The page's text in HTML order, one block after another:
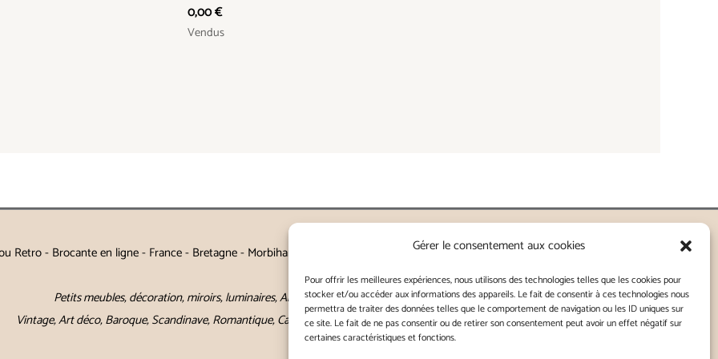
Gérer le consentement aux cookies
Pour offrir les meilleures expériences, nous utilisons des technologies telles que les cookies pour
stocker et/ou accéder aux informations des appareils. Le fait de consentir à ces technologies nous
permettra de traiter des données telles que le comportement de navigation ou les ID uniques sur
ce site. Le fait de ne pas consentir ou de retirer son consentement peut avoir un effet négatif sur
certaines caractéristiques et fonctions.
0,00€
Vendus
Retro - Brocante en ligne - France - Bretagne - Morbihan - Auray - Vannes - Lorient
Petits meubles, décoration, miroirs, luminaires, Art de la table
Vintage, Art déco, Baroque, Scandinave, Romantique, Campagne Chic, Kitch